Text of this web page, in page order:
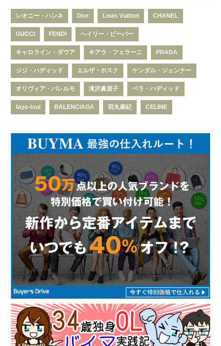
レオニー・ハンネ Dior Louis Vuitton CHANEL
GUCCI FENDI ヘイリー・ビーバー
キャロライン・ダウア キアラ・フェラーニ PRADA
ジジ・ハディッド エルザ・ホスク ケンダル・ジェンナー
オリヴィア・パレルモ 滝沢眞規子 ベラ・ハディッド
faye-tsui BALENCIAGA 田丸麻紀 CELINE